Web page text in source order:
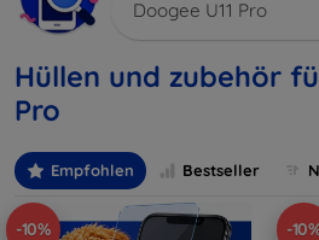
Doogee U11 Pro
Hüllen und zubehör
Pro
Empfohlen Bestseller
-10% -